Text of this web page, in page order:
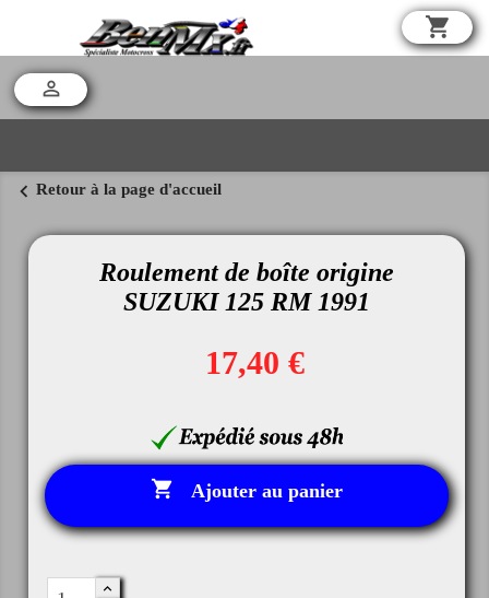
shopping_cart

chevron_left Retour à la page d'accueil
Roulement de boîte origine
SUZUKI 125 RM 1991
17,40 €
 Ajouter au panier